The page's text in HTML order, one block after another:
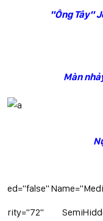
"Ông Tây"
Màn
ed="false"
rity="72"